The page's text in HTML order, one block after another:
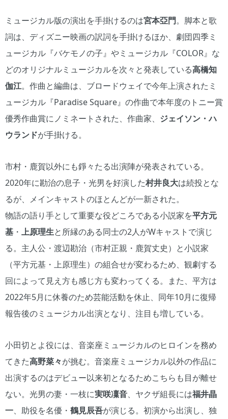
ミュージカル版の演出を手掛けるのは宮本亞門。脚本と歌
詞は、ディズニー映画の訳詞を手掛けるほか、劇団四季ミ
ュージカル『バケモノの子』やミュージカル『COLOR』な
どのオリジナルミュージカルを次々と発表している高橋知
伽江。作曲と編曲は、ブロードウェイで今年上演されたミ
ュージカル『Paradise Square』の作曲で本年度のトニー賞
優秀作曲賞にノミネートされた、作曲家、 ジェイソン・ハ
ウランドが手掛ける。
市村・鹿賀以外にも錚々たる出演陣が発表されている。
2020年に勘治の息子・光男を好演した村井良大は続投とな
るが、メインキャストのほとんどが一新された。
物語の語り手として重要な役どころである小説家を平方元
基 ・ 上原理生と所縁のある同士の2人がWキャストで演じ
る。主人公・渡辺勘治（市村正親・鹿賀丈史）と小説家
（平方元基・上原理生）の組合せが変わるため、観劇する
回によって見え方も感じ方も変わってくる。また、平方は
2022年5月に休養のため芸能活動を休止、同年10月に復帰
報告後のミュージカル出演となり、注目も増している。
小田切とよ役には、音楽座ミュージカルのヒロインを務め
てきた高野菜々が挑む。音楽座ミュージカル以外の作品に
出演するのはデビュー以来初となるためこちらも目が離せ
ない。光男の妻・一枝に実咲凜音、ヤクザ組長には福井晶
一、助役を名優・ 鶴見辰吾が演じる。初演から出演し、独